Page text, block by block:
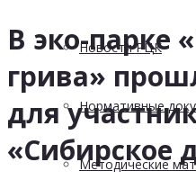
Новости РЦК
Нормативные
Методические
В эко-парке
грива»
для
«Сибирское